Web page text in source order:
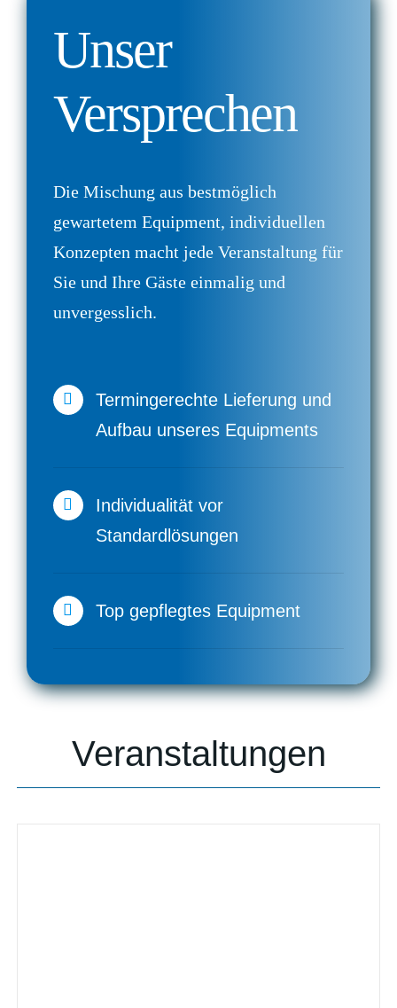
Unser
Versprechen
Die Mischung aus bestmöglich
gewartetem Equipment, individuellen
Konzepten macht jede Veranstaltung für
Sie und Ihre Gäste einmalig und
unvergesslich.
Termingerechte Lieferung und
Aufbau unseres Equipments
Individualität vor
Standardlösungen
Top gepflegtes Equipment
Veranstaltungen